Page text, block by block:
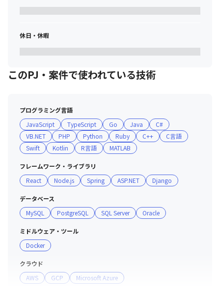
休日・休暇
このPJ・案件で使われている技術
プログラミング言語
JavaScript
TypeScript Go Java
C#
VB.NET
PHP Python Ruby C++
C言語
Swift
Kotlin R言語 MATLAB
フレームワーク・ライブラリ
React
Node.js Spring ASP.NET Django
データベース
MySQL
PostgreSQL SQL Server Oracle
ミドルウェア・ツール
Docker
クラウド
AWS
GCP Microsoft Azure